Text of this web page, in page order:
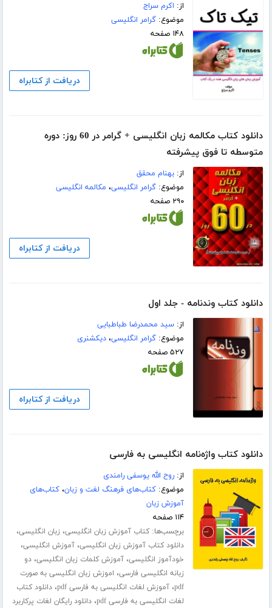
از: اکرم سراج
موضوع:گرامر انگلیسی
۱۴۸ صفحه
دریافت از کتابراه
دانلود کتاب مکالمه زبان انگلیسی + گرامر در 60 روز: دوره
متوسطه تا فوق پیشرفته
از:بهنام محقق
موضوع:گرامر انگلیسی، مکالمه انگلیسی
۲۹۰ صفحه
دریافت از کتابراه
دانلود کتاب وندنامه - جلد اول
از:سید محمدرضا طباطبایی
موضوع:گرامر انگلیسی،دیکشنری
۵۲۷ صفحه
دریافت از کتابراه
دانلود کتاب واژه‌نامه انگلیسی به فارسی
از:روح الله یوسفی رامندی
موضوع:کتاب‌های فرهنگ لغت و زبان،کتاب‌های
آموزش زبان
۱۱۴ صفحه
برچسب‌ها:کتاب آموزش زبان انگلیسی، زبان انگلیسی،
دانلود کتاب آموزش زبان انگلیسی،آموزش انگلیسی،
خودآموز انگلیسی،آموزش کلمات زبان انگلیسی،دو
زبانه انگلیسی فارسی، اموزش زبان انگلیسی به صورت
pdf،آموزش لغات انگلیسی به فارسی pdf ،دانلود کتاب
لغات انگلیسی به فارسی pdf
،دانلود رایگان لغات پرکاربرد